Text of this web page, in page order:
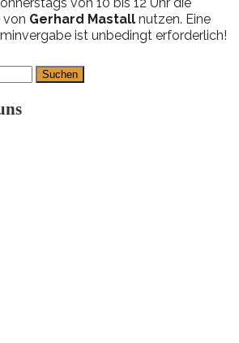
von 10 bis 12 Uhr die
von Gerhard Mastall nutzen. Eine
ist unbedingt erforderlich!